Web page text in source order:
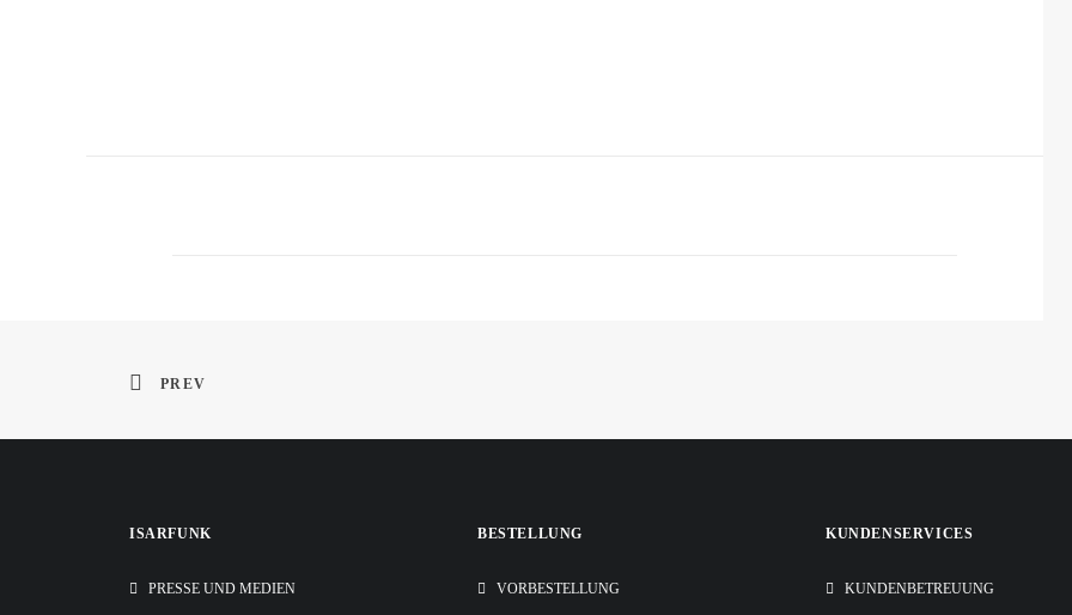
PREV
ISARFUNK
PRESSE UND MEDIEN
BESTELLUNG
VORBESTELLUNG
KUNDENSERVICES
KUNDENBETREUUNG